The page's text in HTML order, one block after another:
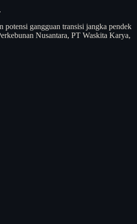
potensi gangguan transisi jangka pendek
Nusantara, PT Waskita Karya,